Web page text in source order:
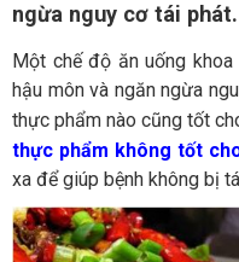
ngừa nguy cơ tái phát.
Một chế độ ăn uống
hậu môn và ngăn ngừa
thực phẩm nào cũng tốt
thực phẩm không tốt
xa để giúp bệnh không bị